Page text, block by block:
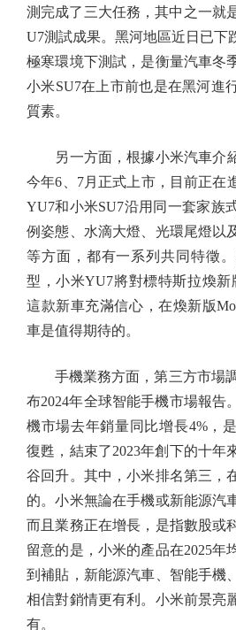
測完成了三大任務，其中之一就
U7測試成果。黑河地區近日已下
極寒環境下測試，是衡量汽車冬
小米SU7在上市前也是在黑河進
質素。
另一方面，根據小米汽車介
今年6、7月正式上市，目前正在
YU7和小米SU7沿用同一套家族
例姿態、水滴大燈、光環尾燈以
等方面，都有一系列共同特徵
型，小米YU7將對標特斯拉煥新
這款新車充滿信心，在煥新版
車是值得期待的。
手機業務方面，第三方市場調
布2024年全球智能手機市場報告
機市場去年銷量同比增長4%，
復甦，結束了2023年創下的十年
谷回升。其中，小米排名第三，
的。小米無論在手機或新能源汽
而且業務正在增長，是指數股或
留意的是，小米的產品在2025年
到補貼，新能源汽車、智能手機
相信對銷情更有利。小米前景亮
有。